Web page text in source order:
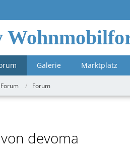
Galerie Marktplatz
Forum
devoma